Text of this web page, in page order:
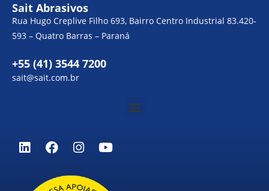
Sait Abrasivos
Rua Hugo Creplive Filho 693, Bairro Centro Industrial 83.420-
593 – Quatro Barras – Paraná
+55 (41) 3544 7200
sait@sait.com.br
Menu
L
i
F
a
e
I
n
t
Y
o